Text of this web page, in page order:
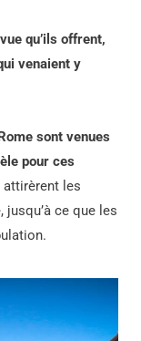
qu’ils offrent,
venaient y
sont venues
pour ces
les
ce que les